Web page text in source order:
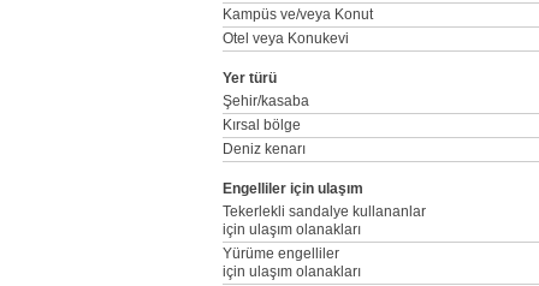
Kampüs ve/veya Konut
Otel veya Konukevi
Yer türü
Şehir/kasaba
Kırsal bölge
Deniz kenarı
Engelliler için ulaşım
Tekerlekli sandalye kullananlar
için ulaşım olanakları
Yürüme engelliler
için ulaşım olanakları